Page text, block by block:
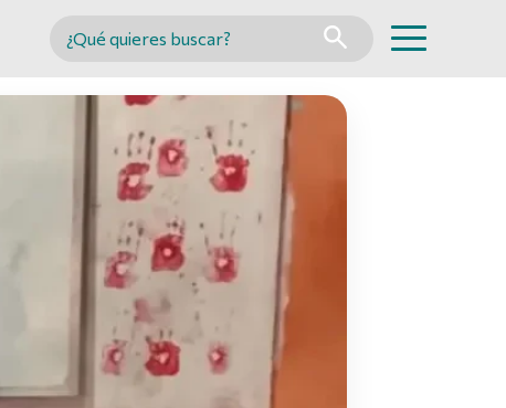
Buscar en MINCYT